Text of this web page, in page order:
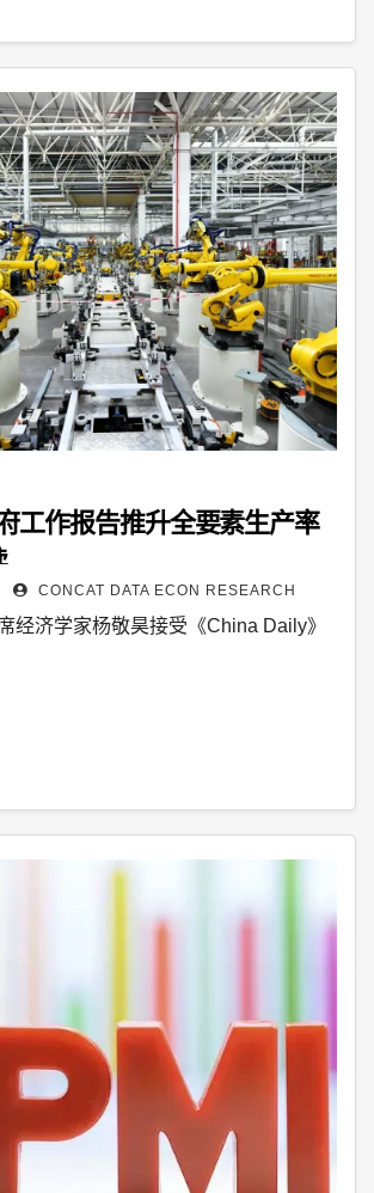
工作报告推升全要素生产率
CONCAT DATA ECON RESEARCH
经济学家杨敬昊接受《China Daily》